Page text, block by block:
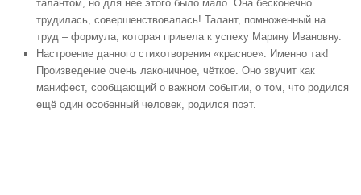
талантом, но для неё этого было мало. Она бесконечно
трудилась, совершенствовалась! Талант, помноженный на
труд – формула, которая привела к успеху Марину Ивановну.
Настроение данного стихотворения «красное». Именно так!
Произведение очень лаконичное, чёткое. Оно звучит как
манифест, сообщающий о важном событии, о том, что родился
ещё один особенный человек, родился поэт.